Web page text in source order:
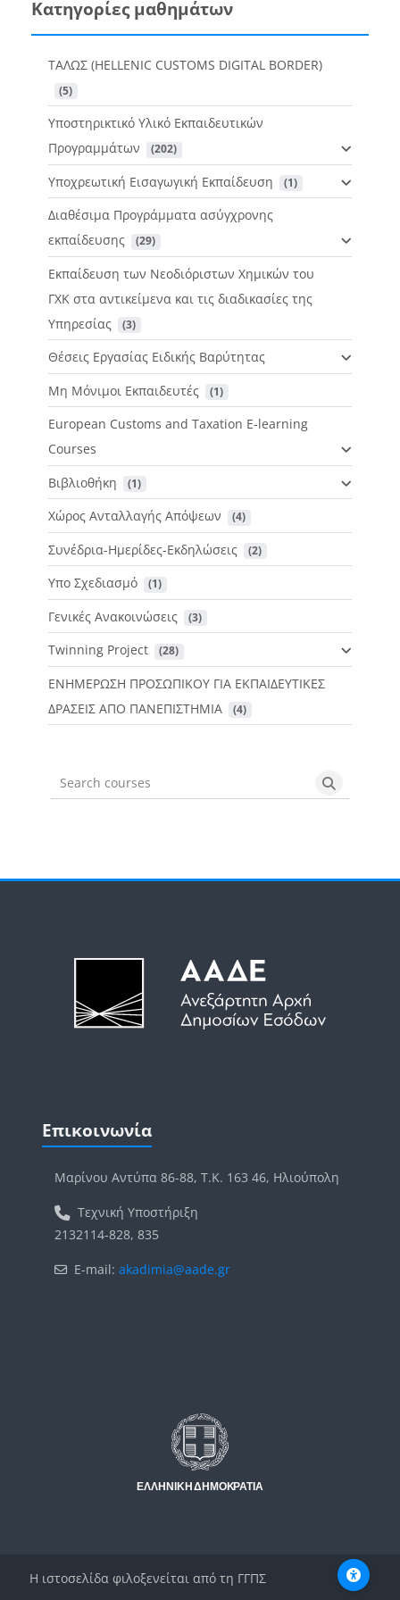
Κατηγορίες μαθημάτων
ΤΑΛΩΣ (HELLENIC CUSTOMS DIGITAL BORDER)
(5)
Υποστηρικτικό Υλικό Εκπαιδευτικών
Προγραμμάτων
(202)
Υποχρεωτική Εισαγωγική Εκπαίδευση (1)
Διαθέσιμα Προγράμματα ασύγχρονης
εκπαίδευσης
(29)
Εκπαίδευση των Νεοδιόριστων Χημικών του
ΓΧΚ στα αντικείμενα και τις διαδικασίες της
Υπηρεσίας
(3)
Θέσεις Εργασίας Ειδικής Βαρύτητας
Μη Μόνιμοι Εκπαιδευτές
(1)
European Customs and Taxation E-learning
Courses
Βιβλιοθήκη
(1)
Χώρος Ανταλλαγής Απόψεων (4)
Συνέδρια-Ημερίδες-Εκδηλώσεις (2)
Υπο Σχεδιασμό (1)
Γενικές Ανακοινώσεις (3)
Twinning Project (28)
ΕΝΗΜΕΡΩΣΗ ΠΡΟΣΩΠΙΚΟΥ ΓΙΑ ΕΚΠΑΙΔΕΥΤΙΚΕΣ
ΔΡΑΣΕΙΣ ΑΠΟ ΠΑΝΕΠΙΣΤΗΜΙΑ
(4)
Search courses Search
Μπλοκ
Επικοινωνία
Μαρίνου Αντύπα 86-88, Τ.Κ. 163 46, Ηλιούπολη
Τεχνική Υποστήριξη
2132114-828, 835
E-mail: akadimia@aade.gr
Η ιστοσελίδα φιλοξενείται από τη ΓΓΠΣ